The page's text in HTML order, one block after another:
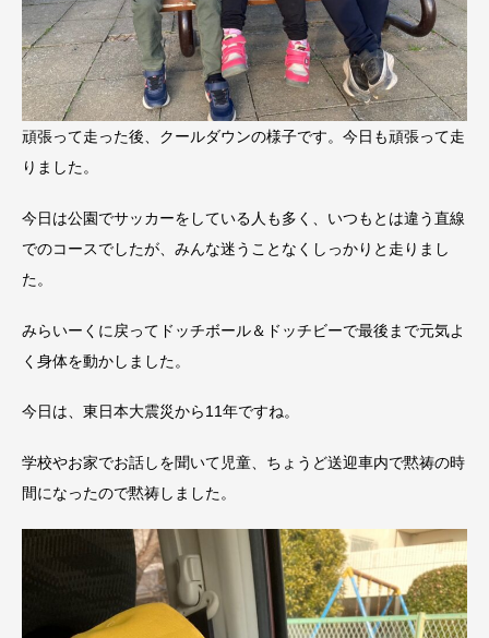
頑張って走った後、クールダウンの様子です。今日も頑張って走
りました。
今日は公園でサッカーをしている人も多く、いつもとは違う直線
でのコースでしたが、みんな迷うことなくしっかりと走りまし
た。
みらいーくに戻ってドッチボール＆ドッチビーで最後まで元気よ
く身体を動かしました。
今日は、東日本大震災から11年ですね。
学校やお家でお話しを聞いて児童、ちょうど送迎車内で黙祷の時
間になったので黙祷しました。